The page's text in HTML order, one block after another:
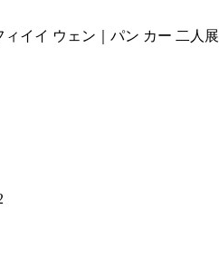
イイ ウェン｜パン カー 二人展